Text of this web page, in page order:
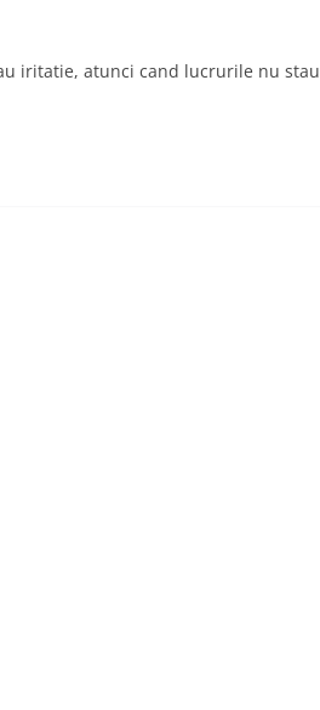
iritatie, atunci cand lucrurile nu stau